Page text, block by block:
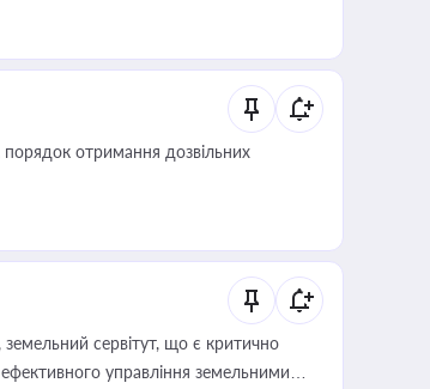
порядок отримання дозвільних
земельний сервітут, що є критично
управління земельними